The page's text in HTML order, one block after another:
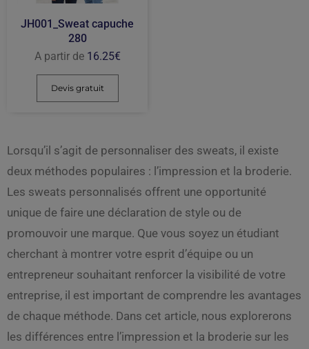
JH001_Sweat capuche
280
A partir de 16.25€
Devis gratuit
Lorsqu’il s’agit de personnaliser des sweats, il existe
deux méthodes populaires : l’impression et la broderie.
Les sweats personnalisés offrent une opportunité
unique de faire une déclaration de style ou de
promouvoir une marque. Que vous soyez un étudiant
cherchant à montrer votre esprit d’équipe ou un
entrepreneur souhaitant renforcer la visibilité de votre
entreprise, il est important de comprendre les avantages
de chaque méthode. Dans cet article, nous explorerons
les différences entre l’impression et la broderie sur les